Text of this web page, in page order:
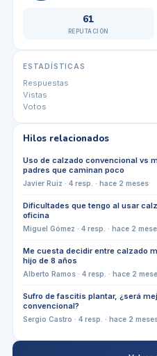
61
REPUTACIÓN
ESTADÍSTICAS
Respuestas
Vistas
Votos
Hilos relacionados
Uso de calzado convencional vs
padres que caminan poco
Javier Ruiz · 4resp. · hace 2 meses
Dificultades que tengo al usar
oficina
Miguel Gómez · 4resp. · hace 2
Me cuesta decidir entre calzado
hijo de 8 años
Alberto Ramos· 4resp. · hace 2
Sufro de fascitis plantar, ¿será
convencional?
Sergio Castro · 4resp. · hace 2